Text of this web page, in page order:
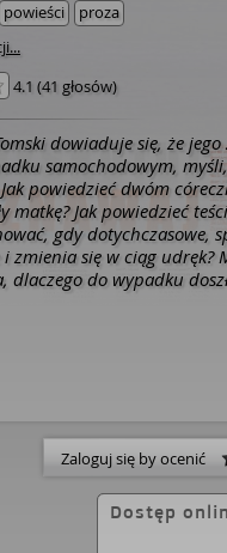
powieści
proza
4.1 (41 głosów)
dowiaduje się, że
samochodowym,
powiedzieć dwóm
matkę? Jak powiedzieć
gdy dotychczasowe,
się w ciąg udręk? Maciej nie ma
dlaczego do wypadku
i zapracowanym. I
Pytania zaczynają się
zagadkę.
kobiety, z którą
życia. Wyrwa to opowieść o
Zaloguj się by ocenić
Dostęp